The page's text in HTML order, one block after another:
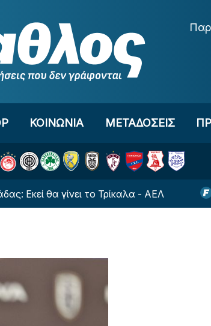
ΚΟΙΝΩΝΙΑ ΜΕΤΑΔΟΣΕΙΣ
γίνει το Τρίκαλα - ΑΕΛ